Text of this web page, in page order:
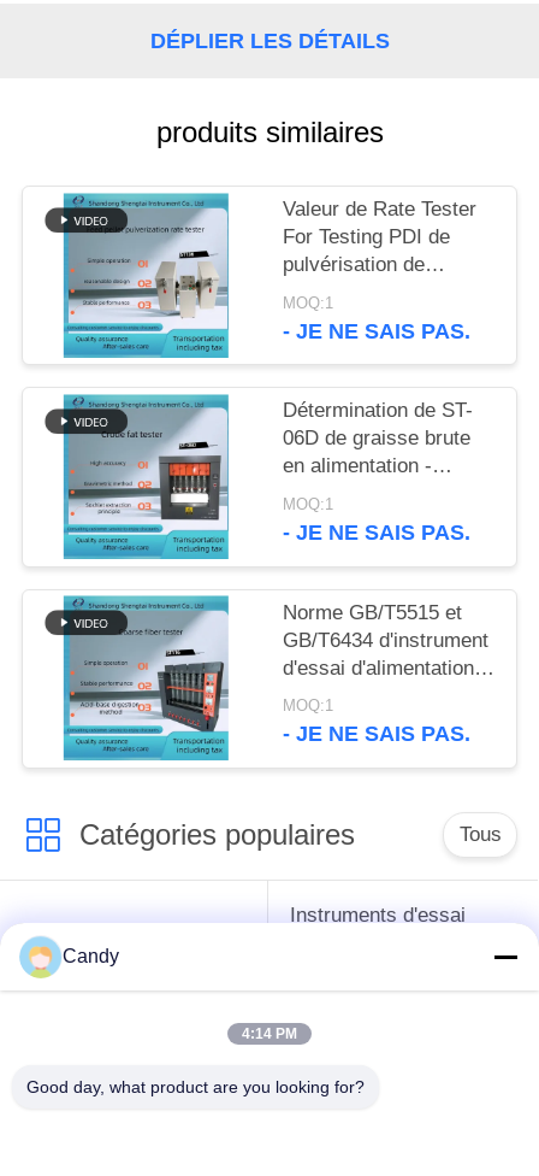
PRIVACY
POLICY
DÉPLIER LES DÉTAILS
produits similaires
Valeur de Rate Tester
For Testing PDI de
pulvérisation de
particules du granule
ST136 d'alimentation
MOQ:1
- JE NE SAIS PAS.
Détermination de ST-
06D de graisse brute
en alimentation -
plaque de chauffage
électrique avec la
MOQ:1
- JE NE SAIS PAS.
Norme GB/T5515 et
GB/T6434 d'instrument
d'essai d'alimentation
d'appareil de contrôle
de fibres brutes
MOQ:1
- JE NE SAIS PAS.
Catégories populaires Tous
instruments de essai
de pétrole
Instruments d'essai
graisse
Équipement d'essai
d'huile de
Candy
4:14 PM
Good day, what product are you looking for?